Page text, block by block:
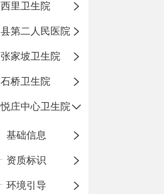
西里卫生院
县第二人民医院
张家坡卫生院
石桥卫生院
悦庄中心卫生院
基础信息
资质标识
环境引导